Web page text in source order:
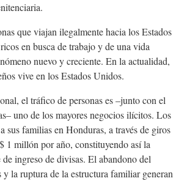
que viajan ilegalmente hacia los Estados
en busca de trabajo y de una vida
nuevo y creciente. En la actualidad,
vive en los Estados Unidos.
el tráfico de personas es –junto con el
uno de los mayores negocios ilícitos. Los
sus familias en Honduras, a través de giros
1 millón por año, constituyendo así la
ingreso de divisas. El abandono del
la ruptura de la estructura familiar generan